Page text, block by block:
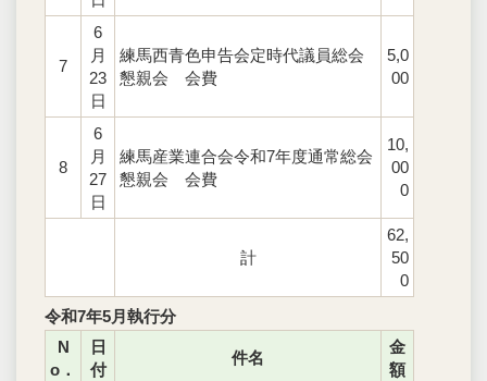
7
6
月
23
日
練馬西青色申告会定時代議員総会
懇親会 会費
5,0
00
8
6
月
27
日
練馬産業連合会令和7年度通常総会
懇親会 会費
10,
00
0
計
62,
50
0
令和7年5月執行分
N
o．
日
付
件名
金
額